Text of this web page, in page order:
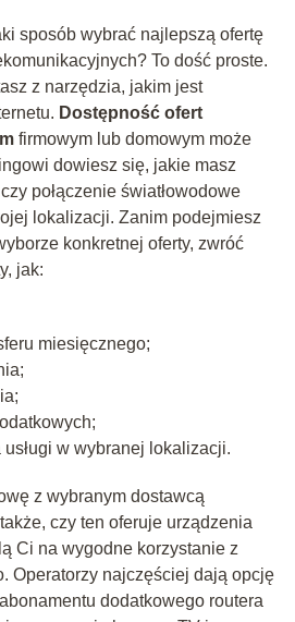
sposób wybrać najlepszą ofertę
To dość proste.
z narzędzia, jakim jest
Dostępność ofert
firmowym lub domowym może
dowiesz się, jakie masz
połączenie światłowodowe
lokalizacji. Zanim podejmiesz
konkretnej oferty, zwróć
jak:
miesięcznego;
usługi w wybranej lokalizacji.
z wybranym dostawcą
czy ten oferuje urządzenia
Ci na wygodne korzystanie z
Operatorzy najczęściej dają opcję
dodatkowego routera